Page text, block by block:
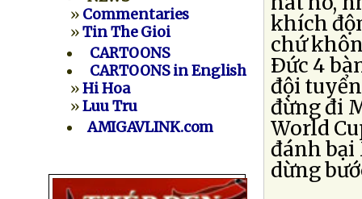
» Commentaries
»Tin The Gioi
CARTOONS
CARTOONS in English
»Hi Hoa
»Luu Tru
AMIGAVLINK.com
khích
chứ
Ðức 4
đội
đừng đi
World
đánh bại
dừng